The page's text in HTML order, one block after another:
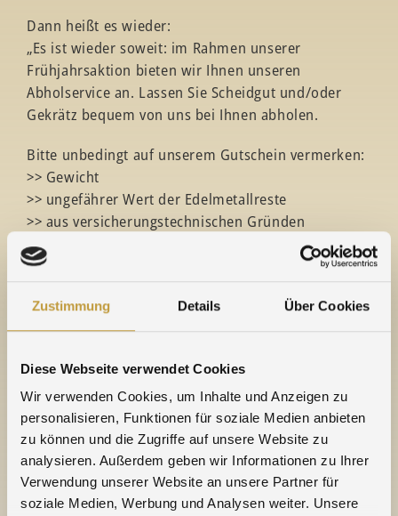
Zustimmung Details Über Cookies
Diese Webseite verwendet Cookies
Wir verwenden Cookies, um Inhalte und Anzeigen zu
personalisieren, Funktionen für soziale Medien anbieten
zu können und die Zugriffe auf unsere Website zu
analysieren. Außerdem geben wir Informationen zu Ihrer
Verwendung unserer Website an unsere Partner für
soziale Medien, Werbung und Analysen weiter. Unsere
Dann heißt es wieder:
„Es ist wieder soweit: im Rahmen unserer
Frühjahrsaktion bieten wir Ihnen unseren
Abholservice an. Lassen Sie Scheidgut und/oder
Gekrätz bequem von uns bei Ihnen abholen.
Bitte unbedingt auf unserem Gutschein vermerken:
>> Gewicht
>> ungefährer Wert der Edelmetallreste
>> aus versicherungstechnischen Gründen
notwendig:
sicheres Verpackungsmaterial – bitte kreuzen Sie
erhalten die gewünschte Verpackung vorab.
>> Gutschein per Fax, Post oder E-Mail an uns
schicken.
Das ist alles.
Wir veranlassen daraufhin umgehend die durch uns
versicherte Abholung bei Ihnen über einen
Kurierdienst.